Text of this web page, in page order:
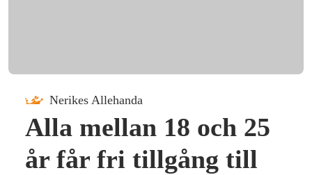
Nerikes Allehanda
Alla mellan 18 och 25
år får fri tillgång till